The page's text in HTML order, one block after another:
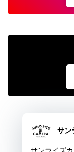
© サンライズカ